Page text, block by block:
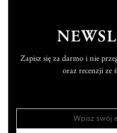
Zapisz się za darmo i nie
oraz recenzji ze